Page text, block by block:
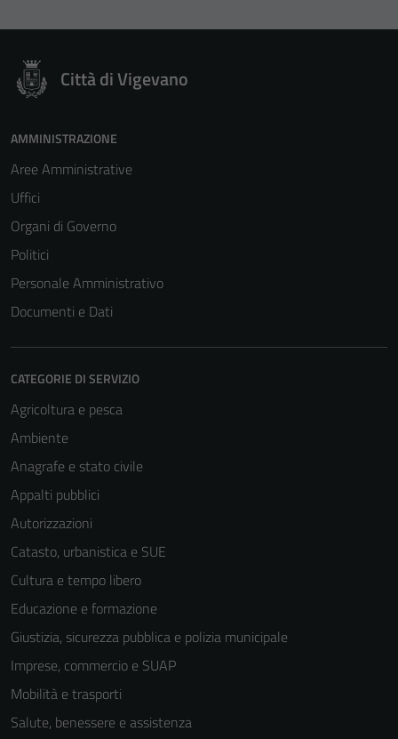
Città di Vigevano
AMMINISTRAZIONE
Aree Amministrative
Uffici
Organi di Governo
Politici
Personale Amministrativo
Documenti e Dati
CATEGORIE DI SERVIZIO
Agricoltura e pesca
Ambiente
Anagrafe e stato civile
Appalti pubblici
Autorizzazioni
Catasto, urbanistica e SUE
Cultura e tempo libero
Educazione e formazione
Giustizia, sicurezza pubblica e polizia municipale
Imprese, commercio e SUAP
Mobilità e trasporti
Salute, benessere e assistenza